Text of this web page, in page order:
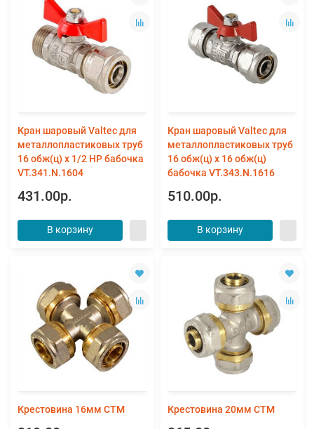
Кран шаровый Valtec для
металлопластиковых труб
16 обж(ц) х 1/2 НР бабочка
VT.341.N.1604
431.00р.
В корзину
Кран шаровый Valtec для
металлопластиковых труб
16 обж(ц) х 16 обж(ц)
бабочка VT.343.N.1616
510.00р.
В корзину
Крестовина 16мм СТМ Крестовина 20мм СТМ